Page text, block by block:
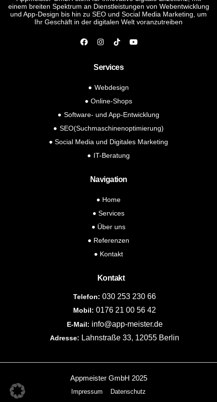
einem breiten Spektrum an Dienstleistungen von Webentwicklung
und App-Design bis hin zu SEO und Social Media Marketing, um
Ihr Geschäft in der digitalen Welt voranzutreiben
Services
Webdesign
Online-Shops
Software- und App-Entwicklung
SEO(Suchmaschinenoptimierung)
Social Media und Digitales Marketing
IT-Beratung
Navigation
Home
Services
Über uns
Referenzen
Kontakt
Kontakt
Telefon: 030 253 230 66
Mobil: 0176 21 00 56 42
E-Mail: info@app-meister.de
Adresse: Lahnstraße 33, 12055 Berlin
Appmeister GmbH 2025
Impressum Datenschutz